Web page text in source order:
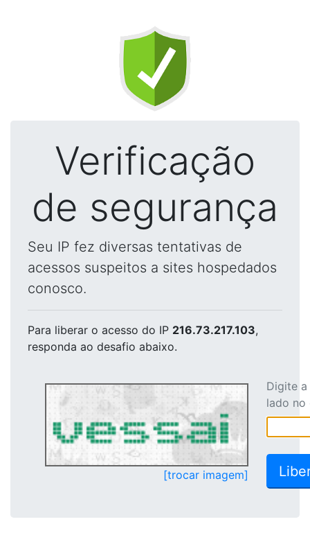
Verificação
de segurança
Seu IP fez diversas tentativas de
acessos suspeitos a sites hospedados
conosco.
Para liberar o acesso do IP 216.73.217.103,
responda ao desafio abaixo.
[trocar imagem]
Digite
lado no